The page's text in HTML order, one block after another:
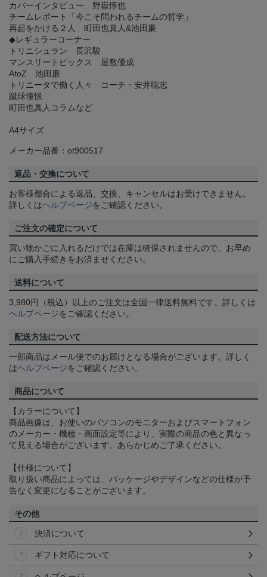
カバーインタビュー 野嶽惇也
チームレポート「今こそ問われるチームの哲学」
再起をかける２人 町田也真人&池田廉
◆レギュラーコーナー
トリニシュラン 長沢駿
マンスリートピックス 屋敷優成
AtoZ 池田廉
トリニータで働く人々 コーチ・安井聡志
蹴球憧憬
町田也真人コラムなど
A4サイズ
メーカー品番：ot900517
返品・交換について
お客様都合による返品、交換、キャンセルはお受けできません。
詳しくはヘルプページをご確認ください。
ご注文の確定について
買い物かごに入れるだけでは在庫は確保されませんので、お早め
にご購入手続きをお済ませください。
送料について
3,980円（税込）以上のご注文は全国一律送料無料です。詳しくは
ヘルプページをご確認ください。
配送方法について
一部商品はメール便でのお届けとなる場合がございます。詳しく
はヘルプページをご確認ください。
商品について
【カラーについて】
商品画像は、お使いのパソコンのモニターおよびスマートフォン
のメーカー・機種・画面設定等により、実際の商品の色と異なっ
て見える場合がございます。あらかじめご了承ください。
【仕様について】
取り扱い商品によっては、パッケージやデザインなどの仕様が予
告なく変更になることがございます。
その他
決済について
ギフト対応について